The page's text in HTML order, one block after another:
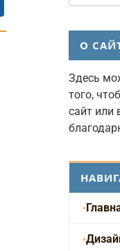
О
Здесь
того,
сайт или